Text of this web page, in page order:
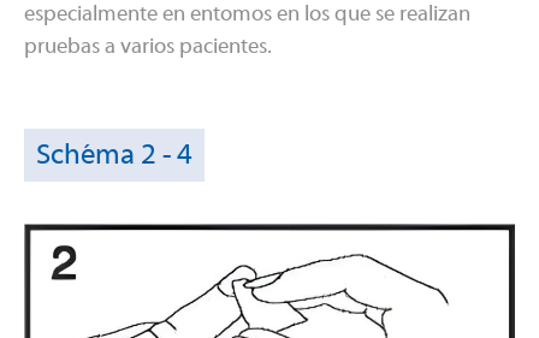
Schéma 2 - 4
especialmente en entomos en los que se realizan
pruebas a varios pacientes.